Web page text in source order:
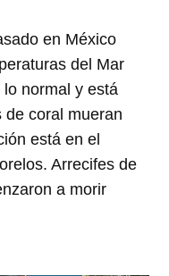
en México
del Mar
normal y está
de coral mueran
está en el
Arrecifes de
a morir